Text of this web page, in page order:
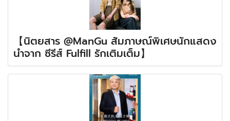
【นิตยสาร @ManGu สัมภาษณ์พิเศษนักแสดง
นำจาก ซีรีส์ Fulfill รักเติมเต็ม】